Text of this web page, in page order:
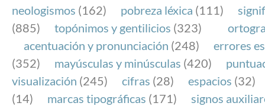
neologismos (162) pobreza léxica (111)
(885)
topónimos y gentilicios (323)
acentuación y pronunciación (248)
errores
(352)
mayúsculas y minúsculas (420)
visualización (245) cifras (28) espacios (32)
(14)
marcas tipográficas (171)
signos